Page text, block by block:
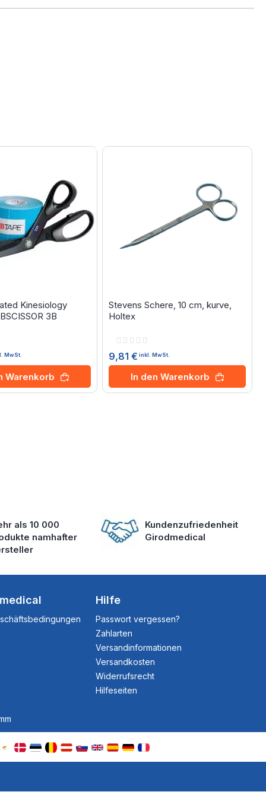
Kinesiology
3B
MwSt.
Warenkorb
Stevens Schere, 10 cm, kurve,
Holtex
Rating:
9,81 € inkl. MwSt.
In den Warenkorb
als 10 000
namhafter
Kundenzufriedenheit
Girodmedical
Hilfe
Passwort vergessen?
Zahlarten
Versandinformationen
Versandkosten
Widerrufsrecht
Hilfeseiten